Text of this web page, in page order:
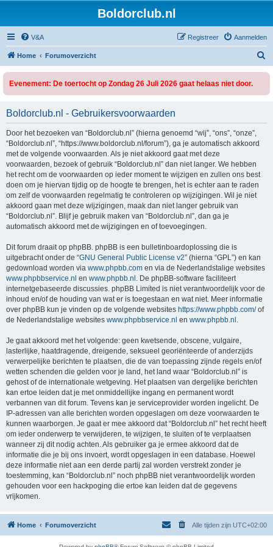
Boldorclub.nl
V&A Aanmelden
Registreer
Home Forumoverzicht
Evenement: De toertocht op Zondag 26 Juli 2026 gaat helaas niet door.
Boldorclub.nl - Gebruikersvoorwaarden
Door het bezoeken van “Boldorclub.nl” (hierna genoemd “wij”, “ons”, “onze”,
“Boldorclub.nl”, “https://www.boldorclub.nl/forum”), ga je automatisch akkoord
met de volgende voorwaarden. Als je niet akkoord gaat met deze
voorwaarden, bezoek of gebruik “Boldorclub.nl” dan niet langer. We hebben
het recht om de voorwaarden op ieder moment te wijzigen en zullen ons best
doen om je hiervan tijdig op de hoogte te brengen, het is echter aan te raden
om zelf de voorwaarden regelmatig te controleren op wijzigingen. Wil je niet
akkoord gaan met deze wijzigingen, maak dan niet langer gebruik van
“Boldorclub.nl”. Blijf je gebruik maken van “Boldorclub.nl”, dan ga je
automatisch akkoord met de wijzigingen en of toevoegingen.
Dit forum draait op phpBB. phpBB is een bulletinboardoplossing die is
uitgebracht onder de “GNU General Public License v2” (hierna “GPL”) en kan
gedownload worden via www.phpbb.com en via de Nederlandstalige websites
www.phpbbservice.nl en www.phpbb.nl . De phpBB-software faciliteert
internetgebaseerde discussies. phpBB Limited is niet verantwoordelijk voor de
inhoud en/of de houding van wat er is toegestaan en wat niet. Meer informatie
over phpBB kun je vinden op de volgende websites https://www.phpbb.com/of
de Nederlandstalige websites www.phpbbservice.nl en www.phpbb.nl .
Je gaat akkoord met het volgende: geen kwetsende, obscene, vulgaire,
lasterlijke, haatdragende, dreigende, seksueel georiënteerde of anderzijds
verwerpelijke berichten te plaatsen, die de van toepassing zijnde regels en/of
wetten schenden die gelden voor je land, het land waar “Boldorclub.nl” is
gehost of de internationale wetgeving. Het plaatsen van dergelijke berichten
kan ertoe leiden dat je met onmiddellijke ingang en permanent wordt
verbannen van dit forum. Tevens kan je serviceprovider worden ingelicht. De
IP-adressen van alle berichten worden opgeslagen om deze voorwaarden te
kunnen waarborgen. Je gaat er mee akkoord dat “Boldorclub.nl” het recht heeft
om ieder onderwerp te verwijderen, te wijzigen, te sluiten of te verplaatsen
wanneer zij dit nodig achten. Als gebruiker ga je ermee akkoord dat de
informatie die je bij ons invoert, wordt opgeslagen in een database. Hoewel
deze informatie niet aan een derde partij zal worden verstrekt zonder je
toestemming, kan “Boldorclub.nl” noch phpBB niet verantwoordelijk worden
gehouden voor een hackpoging die ertoe kan leiden dat de gegevens
vrijkomen.
Home Forumoverzicht Alle tijden zijn UTC+02:00